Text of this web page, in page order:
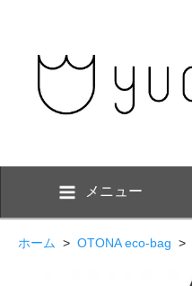
メニュー
ホーム > OTONA eco-bag >